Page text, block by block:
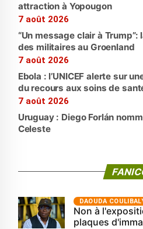
attraction à Yopougon
7 août 2026
“Un message clair à
des militaires au Groenland
7 août 2026
Ebola : l’UNICEF alerte sur
du recours aux soins de
7 août 2026
Uruguay : Diego Forlán
Celeste
‎DAOUDA
Non à
plaques